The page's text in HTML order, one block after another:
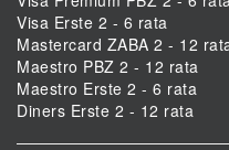
Visa Erste 2 - 6 rata
Mastercard ZABA 2 - 12
Maestro PBZ 2 - 12 rata
Maestro Erste 2 - 6 rata
Diners Erste 2 - 12 rata